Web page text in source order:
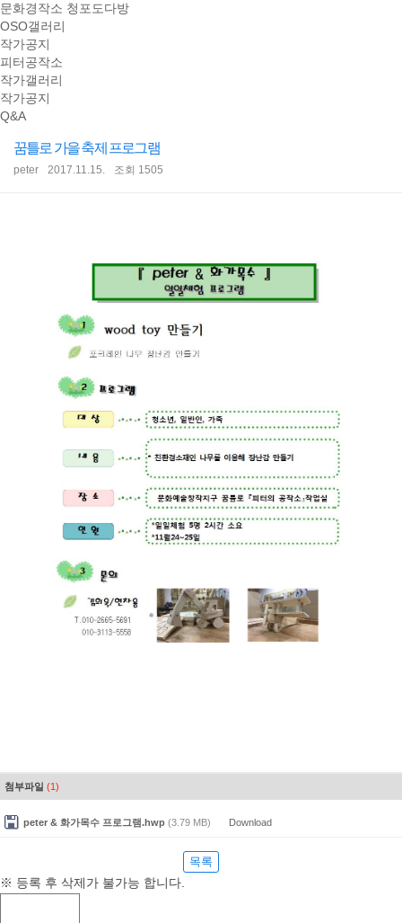
문화경작소 청포도다방
OSO갤러리
작가공지
피터공작소
작가갤러리
작가공지
Q&A
꿈틀로 가을 축제 프로그램
peter 2017.11.15. 조회 1505
첨부파일 (1)
peter & 화가목수 프로그램.hwp (3.79 MB) Download
목록
※ 등록 후 삭제가 불가능 합니다.